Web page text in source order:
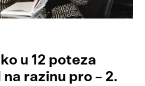
u 12 poteza
razinu pro – 2.